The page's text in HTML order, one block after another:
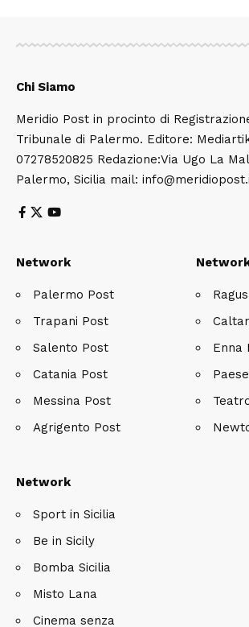
Chi Siamo
Meridio Post in procinto di
Tribunale di Palermo. Editore:
07278520825 Redazione:Via Ugo La
Palermo, Sicilia mail:
Network
Palermo Post
Trapani Post
Salento Post
Catania Post
Messina Post
Agrigento Post
Enna
Network
Sport in Sicilia
Be in Sicily
Bomba Sicilia
Misto Lana
Cinema senza